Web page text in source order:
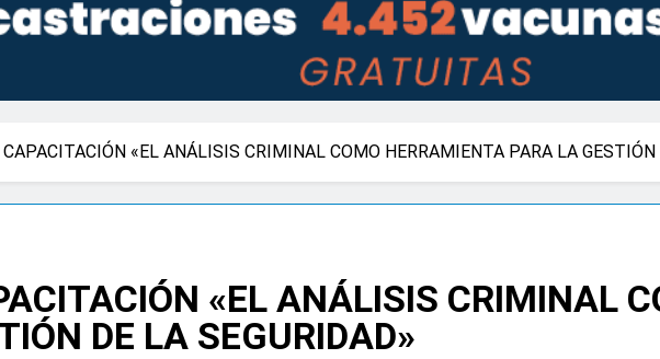
«EL ANÁLISIS CRIMINAL COMO HERRAMIENTA PARA LA GESTIÓN
«EL ANÁLISIS CRIMINAL
DE LA SEGURIDAD»